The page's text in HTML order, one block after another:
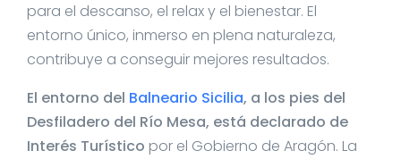
para el descanso, el relax y el bienestar. El
entorno único, inmerso en plena naturaleza,
contribuye a conseguir mejores resultados.
El entorno del Balneario Sicilia, a los pies del
Desfiladero del Río Mesa, está declarado de
Interés Turístico por el Gobierno de Aragón. La